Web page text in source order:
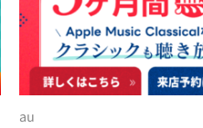
au